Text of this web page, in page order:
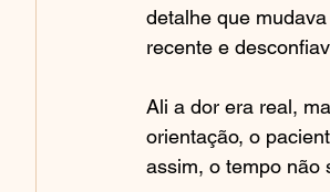
detalhe que
recente e
Ali a dor era real,
orientação, o
assim, o tempo não